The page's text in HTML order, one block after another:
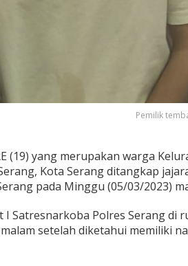
Pemilik
(19) yang merupakan warga
Kota Serang ditangkap
pada Minggu (05/03/2023)
I Satresnarkoba Polres Serang di
setelah diketahui memiliki